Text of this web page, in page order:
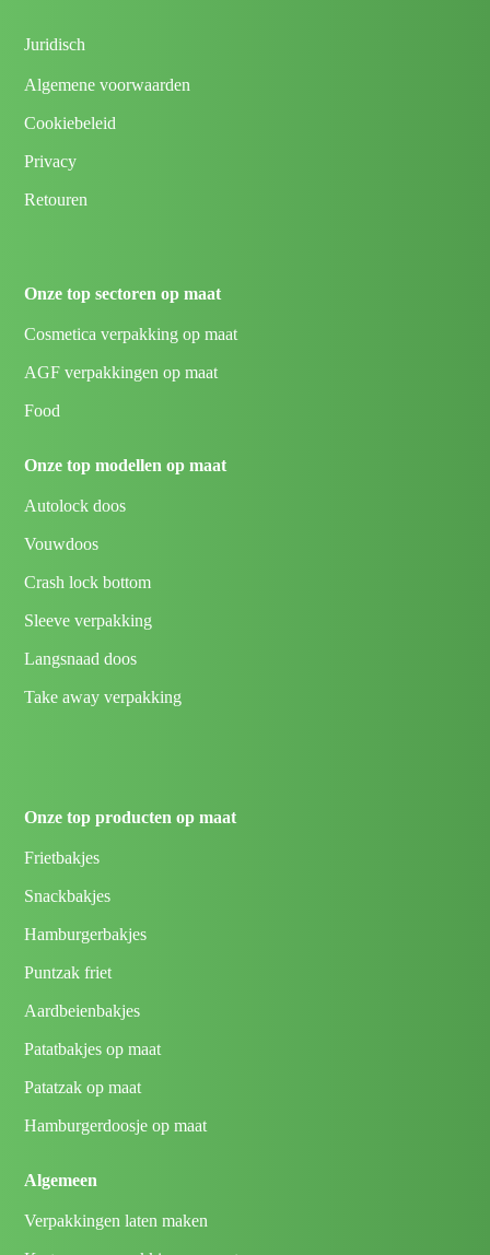
Juridisch
Algemene voorwaarden
Cookiebeleid
Privacy
Retouren
Onze top sectoren op maat
Cosmetica verpakking op maat
AGF verpakkingen op maat
Food
Onze top modellen op maat
Autolock doos
Vouwdoos
Crash lock bottom
Sleeve verpakking
Langsnaad doos
Take away verpakking
Onze top producten op maat
Frietbakjes
Snackbakjes
Hamburgerbakjes
Puntzak friet
Aardbeienbakjes
Patatbakjes op maat
Patatzak op maat
Hamburgerdoosje op maat
Algemeen
Verpakkingen laten maken